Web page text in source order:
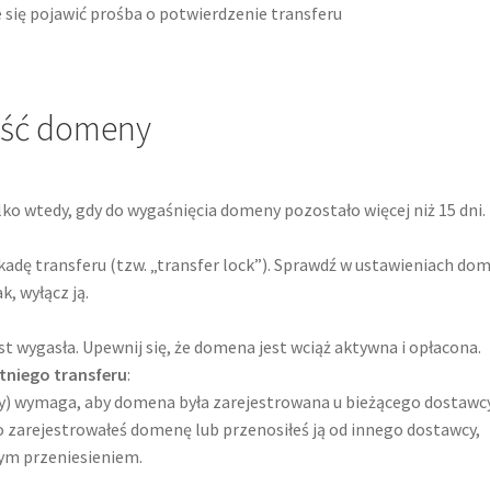
pojawić prośba o potwierdzenie transferu
domeny
wtedy, gdy do wygaśnięcia domeny pozostało więcej niż 15 dni.
transferu (tzw. „transfer lock”). Sprawdź w ustawieniach
wyłącz ją.
Upewnij się, że domena jest wciąż aktywna i opłacona.
transferu:
wymaga, aby domena była zarejestrowana u bieżącego
domenę lub przenosiłeś ją od innego dostawcy,
przeniesieniem.